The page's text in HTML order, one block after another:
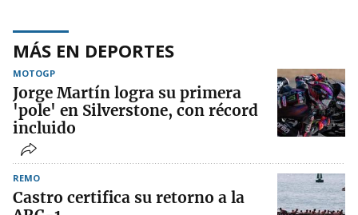
MÁS EN DEPORTES
MOTOGP
Jorge Martín logra su primera
'pole' en Silverstone, con récord
incluido
REMO
Castro certifica su retorno a la